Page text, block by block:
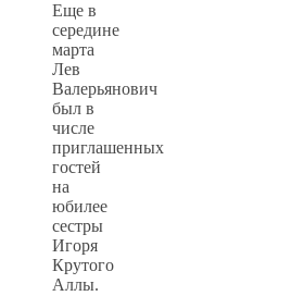
Еще в
середине
марта
Лев
Валерьянович
был в
числе
приглашенных
гостей
на
юбилее
сестры
Игоря
Крутого
Аллы.